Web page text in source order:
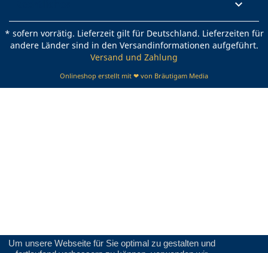
Um unsere Webseite für Sie optimal zu gestalten und

* sofern vorrätig. Lieferzeit gilt für Deutschland. Lieferzeiten für
andere Länder sind in den Versandinformationen aufgeführt.
Versand und Zahlung
Onlineshop erstellt mit ❤ von Bräutigam Media